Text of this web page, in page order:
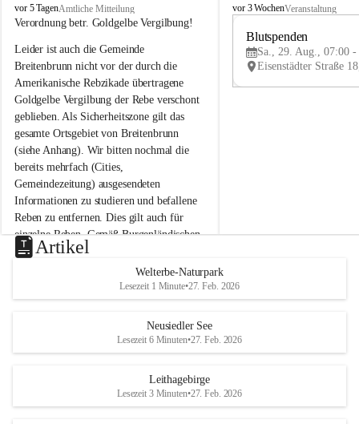
B
r
i
t
e
n
b
r
u
n
n
a
m
N
e
u
s
d
S
vor 5 TagenAmtliche Mitteilung
Verordnung betr. Goldgelbe Vergilbung!
Leider ist auch die Gemeinde
Breitenbrunn nicht vor der durch die
Amerikanische Rebzikade übertragene
Goldgelbe Vergilbung der Rebe verschont
geblieben. Als Sicherheitszone gilt das
gesamte Ortsgebiet von Breitenbrunn
(siehe Anhang). Wir bitten nochmal die
bereits mehrfach (Cities,
Gemeindezeitung) ausgesendeten
Informationen zu studieren und befallene
Reben zu entfernen. Dies gilt auch für
einzelne Reben. Gemäß Burgenländischen
Weinbaugesetz sind nicht gepflegte oder
unzulässige Weingärten zu roden! Bitte
helfen wir zusammen um unsere Winzer
vor den prognostizierten Ernteausfällen
und den daraus folgenden wirtschaftlichen
Maßnahmen zur Bekämpfung
B
e
u
e
d
r
S
vor 3 WochenVeranstaltung
Blutspenden
Sa., 29. Aug., 07:00 -
Artikel
Welterbe-Naturpark
Lesezeit 1 Minute•27. Feb. 2026
Neusiedler See
Lesezeit 6 Minuten•27. Feb. 2026
Leithagebirge
Lesezeit 3 Minuten•27. Feb. 2026